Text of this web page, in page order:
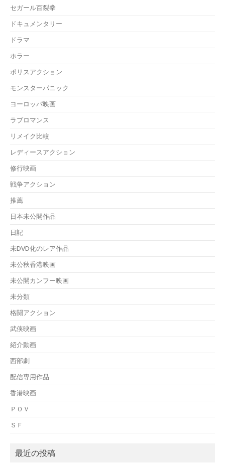
セガール百裂拳
ドキュメンタリー
ドラマ
ホラー
ポリスアクション
モンスターパニック
ヨーロッパ映画
ラブロマンス
リメイク比較
レディースアクション
修行映画
戦争アクション
推薦
日本未公開作品
日記
未DVD化のレア作品
未公秋香港映画
未公開カンフー映画
未分類
格闘アクション
武侠映画
紹介動画
西部劇
配信専用作品
香港映画
ＰＯＶ
ＳＦ
最近の投稿